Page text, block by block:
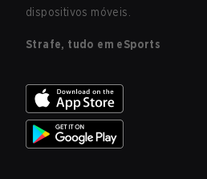
dispositivos móveis.
Strafe, tudo em eSports